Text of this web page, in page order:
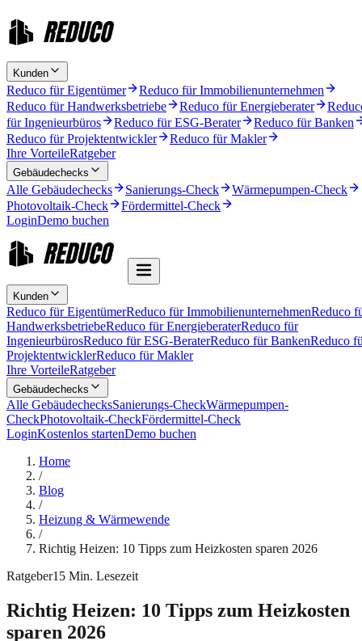
Kunden
Reduco für Eigentümer
Reduco für Immobilienunternehmen
Reduco für Handwerksbetriebe
Reduco für Energieberater
für Ingenieurbüros
Reduco für ESG-Berater
Reduco für Banken
Reduco für Projektentwickler
Reduco für Makler
Ihre VorteileRatgeber
Gebäudechecks
Alle Gebäudechecks Sanierungs-Check
Wärmepumpen-Check
Photovoltaik-Check
Fördermittel-Check
LoginDemo buchen
Kunden
Reduco für EigentümerReduco für ImmobilienunternehmenReduco
HandwerksbetriebeReduco für EnergieberaterReduco für
IngenieurbürosReduco für ESG-BeraterReduco für BankenReduco
ProjektentwicklerReduco für Makler
Ihre VorteileRatgeber
Gebäudechecks
Alle GebäudechecksSanierungs-CheckWärmepumpen-
CheckPhotovoltaik-CheckFördermittel-Check
LoginKostenlos startenDemo buchen
Home
/
Blog
/
Heizung & Wärmewende
/
Richtig Heizen: 10 Tipps zum Heizkosten sparen 2026
Ratgeber15 Min. Lesezeit
Richtig Heizen: 10 Tipps zum Heizkosten
sparen 2026